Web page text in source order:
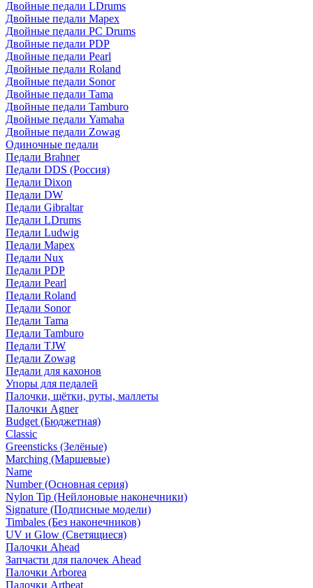
Двойные педали LDrums
Двойные педали Mapex
Двойные педали PC Drums
Двойные педали PDP
Двойные педали Pearl
Двойные педали Roland
Двойные педали Sonor
Двойные педали Tama
Двойные педали Tamburo
Двойные педали Yamaha
Двойные педали Zowag
Одиночные педали
Педали Brahner
Педали DDS (Россия)
Педали Dixon
Педали DW
Педали Gibraltar
Педали LDrums
Педали Ludwig
Педали Mapex
Педали Nux
Педали PDP
Педали Pearl
Педали Roland
Педали Sonor
Педали Tama
Педали Tamburo
Педали TJW
Педали Zowag
Педали для кахонов
Упоры для педалей
Палочки, щётки, руты, маллеты
Палочки Agner
Budget (Бюджетная)
Classic
Greensticks (Зелёные)
Marching (Маршевые)
Name
Number (Основная серия)
Nylon Tip (Нейлоновые наконечники)
Signature (Подписные модели)
Timbales (Без наконечников)
UV и Glow (Светящиеся)
Палочки Ahead
Запчасти для палочек Ahead
Палочки Arborea
Палочки Artbeat